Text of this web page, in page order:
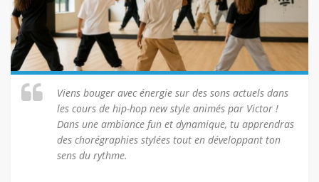
Les locaux
Règlement intérieur de la MJC
Animations Culturelles
Notre projet culturel
Notre programme
L’empreinte « booster de musiques actuelles »
Activités & Stages
Viens bouger avec énergie sur des sons actuels dans
les cours de hip-hop new style animés par Victor !
Dans une ambiance fun et dynamique, tu apprendras
des chorégraphies stylées tout en développant ton
sens du rythme.